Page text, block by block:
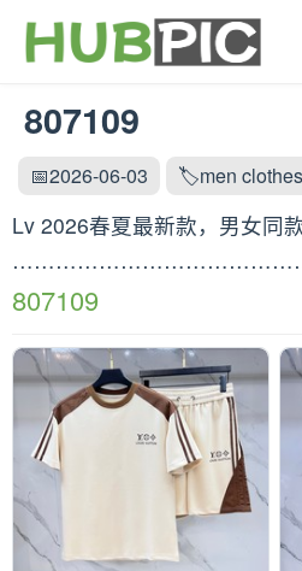
807109
📅2026-06-03 🏷️men clothes
Lv 2026春夏最新款，男女同
807109